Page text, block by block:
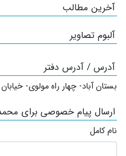
آخرین مطالب
آلبوم تصاویر
آدرس / آدرس دفتر
بستان آباد- چهار راه مولوی- خیابان 29 بهمن
ارسال پیام خصوصی برای
نام کامل